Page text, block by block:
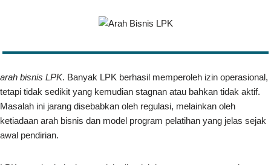
arah bisnis LPK. Banyak LPK berhasil memperoleh izin operasional,
tetapi tidak sedikit yang kemudian stagnan atau bahkan tidak aktif.
Masalah ini jarang disebabkan oleh regulasi, melainkan oleh
ketiadaan arah bisnis dan model program pelatihan yang jelas sejak
awal pendirian.